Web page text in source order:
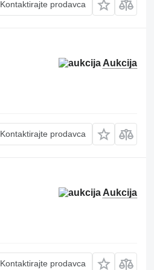
Kontaktirajte prodavca
Aukcija
Kontaktirajte prodavca
Aukcija
Kontaktirajte prodavca